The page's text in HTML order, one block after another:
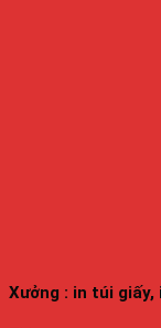
Xưởng : in túi